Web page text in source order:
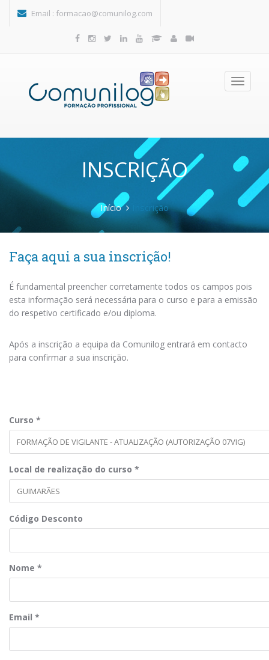
Email : formacao@comunilog.com
Toggle
INSCRIÇÃO
Início Inscrição
Faça aqui a sua inscrição!
É fundamental preencher corretamente todos os campos pois
esta informação será necessária para o curso e para a emissão
do respetivo certificado e/ou diploma.
Após a inscrição a equipa da Comunilog entrará em contacto
para confirmar a sua inscrição.
Curso *
Local de realização do curso *
Código Desconto
Nome *
Email *